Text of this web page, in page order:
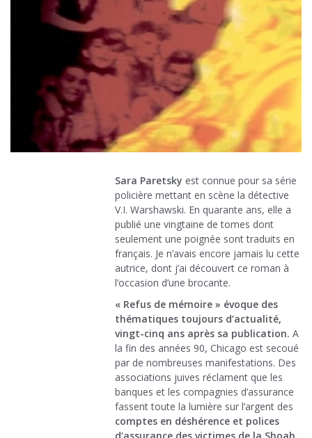
Sara Paretsky est connue pour sa série
policière mettant en scène la détective
V.I. Warshawski. En quarante ans, elle a
publié une vingtaine de tomes dont
seulement une poignée sont traduits en
français. Je n’avais encore jamais lu cette
autrice, dont j’ai découvert ce roman à
l’occasion d’une brocante.
« Refus de mémoire » évoque des
thématiques toujours d’actualité,
vingt-cinq ans après sa publication. A
la fin des années 90, Chicago est secoué
par de nombreuses manifestations. Des
associations juives réclament que les
banques et les compagnies d’assurance
fassent toute la lumière sur l’argent des
comptes en déshérence et polices